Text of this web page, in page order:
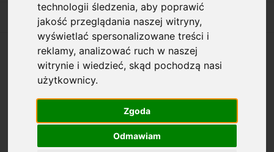
technologii śledzenia, aby poprawić
jakość przeglądania naszej witryny,
wyświetlać spersonalizowane treści i
reklamy, analizować ruch w naszej
witrynie i wiedzieć, skąd pochodzą nasi
użytkownicy.
Zgoda
Odmawiam
Opcje przeglądania
Dostępność: (wybierz)